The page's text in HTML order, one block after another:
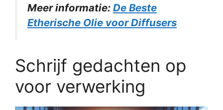
Meer informatie: De Beste
Etherische Olie voor Diffusers
Schrijf gedachten op
voor verwerking